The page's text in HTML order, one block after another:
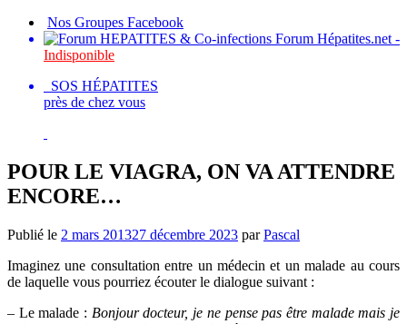
Nos Groupes Facebook
Forum Hépatites.net -
Indisponible
SOS HÉPATITES
près de chez vous
POUR LE VIAGRA, ON VA ATTENDRE
ENCORE…
Publié le 2 mars 201327 décembre 2023 parPascal
Imaginez une consultation entre un médecin et un malade au cours
de laquelle vous pourriez écouter le dialogue suivant :
– Le malade : Bonjour docteur, je ne pense pas être malade mais je